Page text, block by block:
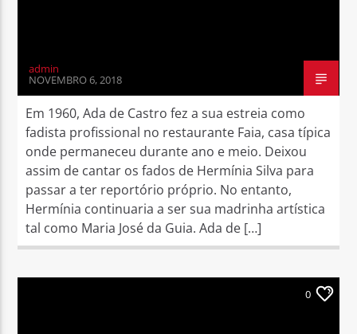
admin
NOVEMBRO 6, 2018
Em 1960, Ada de Castro fez a sua estreia como
fadista profissional no restaurante Faia, casa típica
onde permaneceu durante ano e meio. Deixou
assim de cantar os fados de Hermínia Silva para
passar a ter reportório próprio. No entanto,
Hermínia continuaria a ser sua madrinha artística
tal como Maria José da Guia. Ada de […]
0